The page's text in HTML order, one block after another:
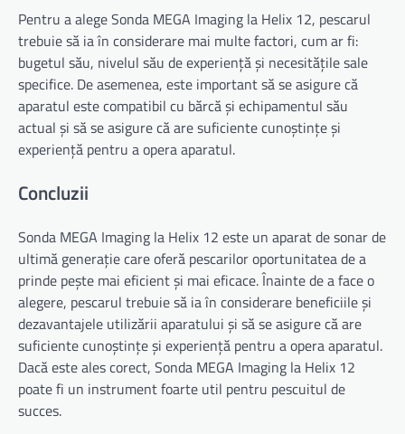
Pentru a alege Sonda MEGA Imaging la Helix 12, pescarul
trebuie să ia în considerare mai multe factori, cum ar fi:
bugetul său, nivelul său de experiență și necesitățile sale
specifice. De asemenea, este important să se asigure că
aparatul este compatibil cu bărcă și echipamentul său
actual și să se asigure că are suficiente cunoștințe și
experiență pentru a opera aparatul.
Concluzii
Sonda MEGA Imaging la Helix 12 este un aparat de sonar de
ultimă generație care oferă pescarilor oportunitatea de a
prinde pește mai eficient și mai eficace. Înainte de a face o
alegere, pescarul trebuie să ia în considerare beneficiile și
dezavantajele utilizării aparatului și să se asigure că are
suficiente cunoștințe și experiență pentru a opera aparatul.
Dacă este ales corect, Sonda MEGA Imaging la Helix 12
poate fi un instrument foarte util pentru pescuitul de
succes.